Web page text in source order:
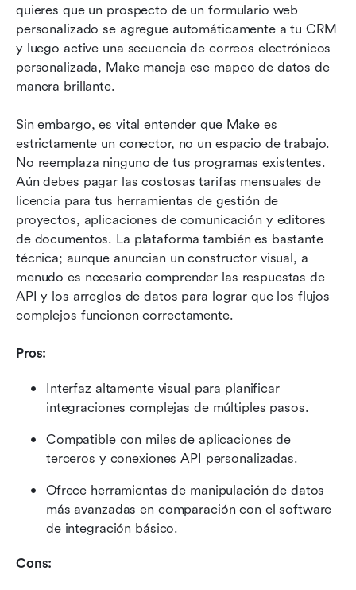
quieres que un prospecto de un formulario web
personalizado se agregue automáticamente a tu CRM
y luego active una secuencia de correos electrónicos
personalizada, Make maneja ese mapeo de datos de
manera brillante.
Sin embargo, es vital entender que Make es
estrictamente un conector, no un espacio de trabajo.
No reemplaza ninguno de tus programas existentes.
Aún debes pagar las costosas tarifas mensuales de
licencia para tus herramientas de gestión de
proyectos, aplicaciones de comunicación y editores
de documentos. La plataforma también es bastante
técnica; aunque anuncian un constructor visual, a
menudo es necesario comprender las respuestas de
API y los arreglos de datos para lograr que los flujos
complejos funcionen correctamente.
Pros:
Interfaz altamente visual para planificar
integraciones complejas de múltiples pasos.
Compatible con miles de aplicaciones de
terceros y conexiones API personalizadas.
Ofrece herramientas de manipulación de datos
más avanzadas en comparación con el software
de integración básico.
Cons: